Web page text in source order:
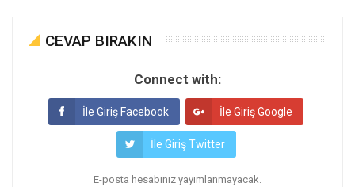
CEVAP BIRAKIN
Connect with:
İle Giriş Facebook İle Giriş Google
İle Giriş Twitter
E-posta hesabınız yayımlanmayacak.